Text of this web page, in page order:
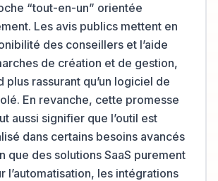
“tout-en-un” orientée
Les avis publics mettent en
des conseillers et l’aide
de création et de gestion,
plus rassurant qu’un logiciel de
En revanche, cette promesse
aussi signifier que l’outil est
dans certains besoins avancés
que des solutions SaaS purement
l’automatisation, les intégrations